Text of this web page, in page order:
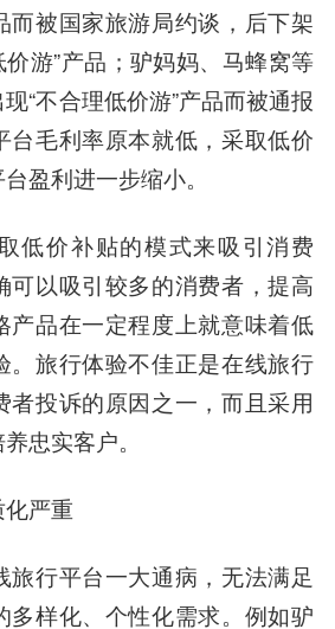
而被国家旅游局约谈，后下架
价游”产品；驴妈妈、马蜂窝等
“不合理低价游”产品而被通报
台毛利率原本就低，采取低价
盈利进一步缩小。
低价补贴的模式来吸引消费
可以吸引较多的消费者，提高
产品在一定程度上就意味着低
。旅行体验不佳正是在线旅行
者投诉的原因之一，而且采用
忠实客户。
严重
旅行平台一大通病，无法满足
多样化、个性化需求。例如驴